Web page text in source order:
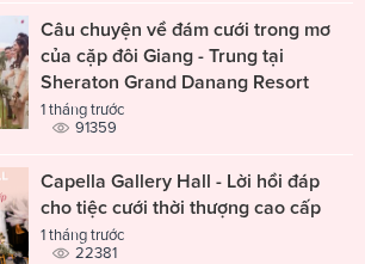
Câu chuyện về đám cưới trong mơ
của cặp đôi Giang - Trung tại
Sheraton Grand Danang Resort
1 tháng trước
91359
Capella Gallery Hall - Lời hồi đáp
cho tiệc cưới thời thượng cao cấp
1 tháng trước
22381